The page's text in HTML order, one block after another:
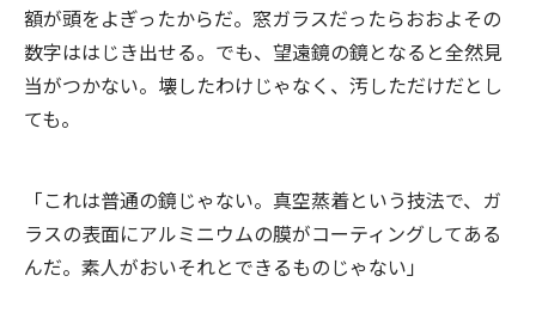
額が頭をよぎったからだ。窓ガラスだったらおおよその
数字ははじき出せる。でも、望遠鏡の鏡となると全然見
当がつかない。壊したわけじゃなく、汚しただけだとし
ても。
「これは普通の鏡じゃない。真空蒸着という技法で、ガ
ラスの表面にアルミニウムの膜がコーティングしてある
んだ。素人がおいそれとできるものじゃない」